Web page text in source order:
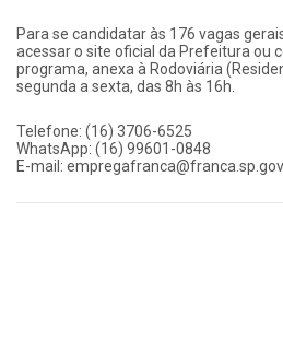
Para se candidatar às 176 vagas
acessar o site oficial da Prefeitura ou
programa, anexa à Rodoviária
segunda a sexta, das 8h às 16h.
Telefone: (16) 3706-6525
WhatsApp: (16) 99601-0848
E-mail: